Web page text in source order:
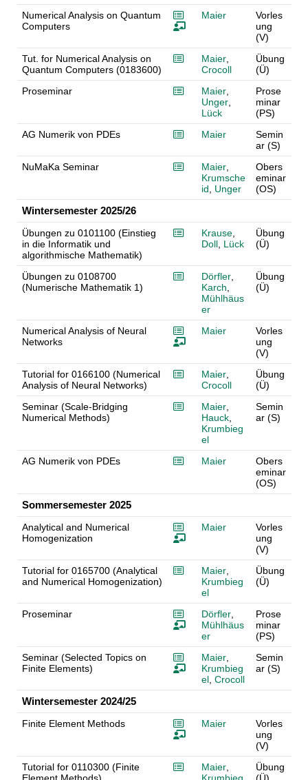
Numerical Analysis on Quantum
Computers
Maier
Vorles
ung
(V)
Tut. for Numerical Analysis on
Quantum Computers (0183600)
Maier,
Crocoll
Übung
(Ü)
Proseminar
Maier,
Unger,
Lück
Prose
minar
(PS)
AG Numerik von PDEs
Maier
Semin
ar (S)
NuMaKa Seminar
Maier,
Krumsche
id
Unger
Obers
eminar
(OS)
Wintersemester 2025/26
Übungen zu 0101100 (Einstieg
in die Informatik und
algorithmische Mathematik)
Krause,
Doll, Lück
Übung
(Ü)
Übungen zu 0108700
(Numerische Mathematik 1)
Dörfler,
Karch
Mühlhäus
er
Übung
(Ü)
Numerical Analysis of Neural
Networks
Maier
Vorles
ung
(V)
Tutorial for 0166100 (Numerical
Analysis of Neural Networks)
Maier,
Crocoll
Übung
(Ü)
Seminar (Scale-Bridging
Numerical Methods)
Maier,
Hauck,
Krumbieg
el
Semin
ar (S)
AG Numerik von PDEs Maier
Obers
eminar
(OS)
Sommersemester 2025
Analytical and Numerical
Homogenization
Maier
Vorles
ung
(V)
Tutorial for 0165700 (Analytical
and Numerical Homogenization)
Maier,
Krumbieg
el
Übung
(Ü)
Proseminar Dörfler,
Mühlhäus
er
Prose
minar
(PS)
Seminar (Selected Topics on
Finite Elements)
Maier,
Krumbieg
el, Crocoll
Semin
ar (S)
Wintersemester 2024/25
Finite Element Methods Maier
Vorles
ung
(V)
Tutorial for 0110300 (Finite
Element Methods)
Maier,
Krumbieg
Übung
(Ü)